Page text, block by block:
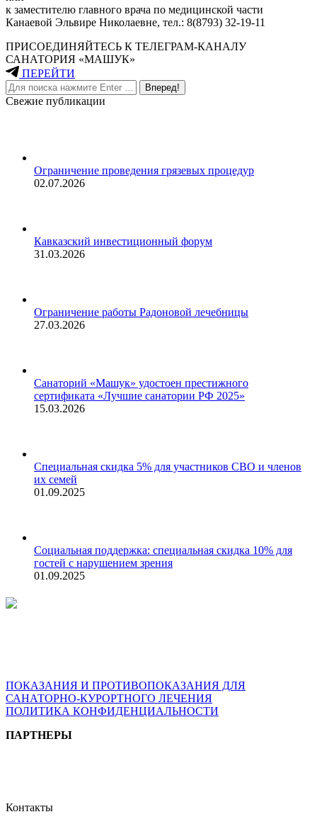
к заместителю главного врача по медицинской части
Канаевой Эльвире Николаевне, тел.: 8(8793) 32-19-11
ПРИСОЕДИНЯЙТЕСЬ К ТЕЛЕГРАМ-КАНАЛУ
САНАТОРИЯ «МАШУК»
ПЕРЕЙТИ
Поиск:
Свежие публикации
Ограничение проведения грязевых процедур
02.07.2026
Кавказский инвестиционный форум
31.03.2026
Ограничение работы Радоновой лечебницы
27.03.2026
Санаторий «Машук» удостоен престижного
сертификата «Лучшие санатории РФ 2025»
15.03.2026
Специальная скидка 5% для участников СВО и членов
их семей
01.09.2025
Социальная поддержка: специальная скидка 10% для
гостей с нарушением зрения
01.09.2025
ПОКАЗАНИЯ И ПРОТИВОПОКАЗАНИЯ ДЛЯ
САНАТОРНО-КУРОРТНОГО ЛЕЧЕНИЯ
ПОЛИТИКА КОНФИДЕНЦИАЛЬНОСТИ
ПАРТНЕРЫ
Контакты